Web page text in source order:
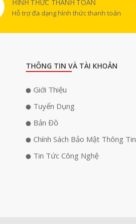
HÌNH THỨC THANH TOÁN
Hỗ trợ đa dạng hình thức thanh toán
THÔNG TIN VÀ TÀI KHOẢN
Giới Thiệu
Tuyển Dụng
Bản Đồ
Chính Sách Bảo Mật Thông Tin
Tin Tức Công Nghệ